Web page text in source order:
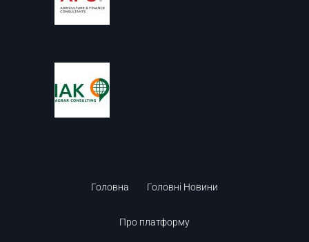
Головна Головні Новини
Про платформу